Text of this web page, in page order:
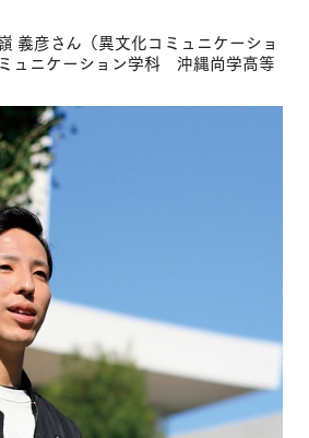
義彦さん（異文化コミュニケーショ
ュニケーション学科 沖縄尚学高等